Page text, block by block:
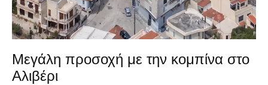
Μεγάλη προσοχή με την κομπίνα στο
Αλιβέρι